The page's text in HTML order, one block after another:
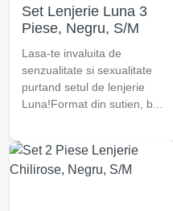
Set Lenjerie Luna 3
Piese, Negru, S/M
Lasa-te invaluita de
senzualitate si sexualitate
purtand setul de lenjerie
Luna!Format din sutien, b...